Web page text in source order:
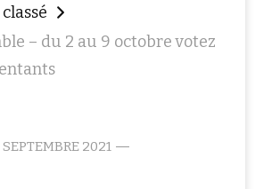
– du 2 au 9 octobre votez
2021